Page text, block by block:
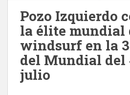
Pozo Izquierdo
la élite mundial
windsurf en la
del Mundial del
julio